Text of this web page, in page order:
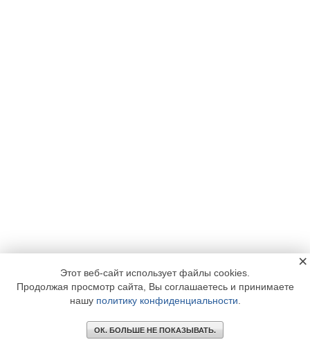
Этот веб-сайт использует файлы cookies.
Продолжая просмотр сайта, Вы соглашаетесь и принимаете
нашу политику конфиденциальности
ОК. БОЛЬШЕ НЕ ПОКАЗЫВАТЬ.
×